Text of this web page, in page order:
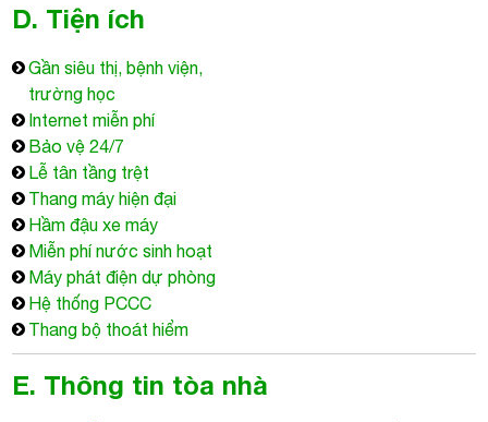
D. Tiện ích
Gần siêu thị, bệnh viện,
trường học
Internet miễn phí
Bảo vệ 24/7
Lễ tân tầng trệt
Thang máy hiện đại
Hầm đậu xe máy
Miễn phí nước sinh hoạt
Máy phát điện dự phòng
Hệ thống PCCC
Thang bộ thoát hiểm
E. Thông tin tòa nhà